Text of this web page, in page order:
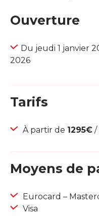
Ouverture
Du jeudi 1 janvier
2026
Tarifs
À partir de 1295€ /
Moyens de
Eurocard –
Visa